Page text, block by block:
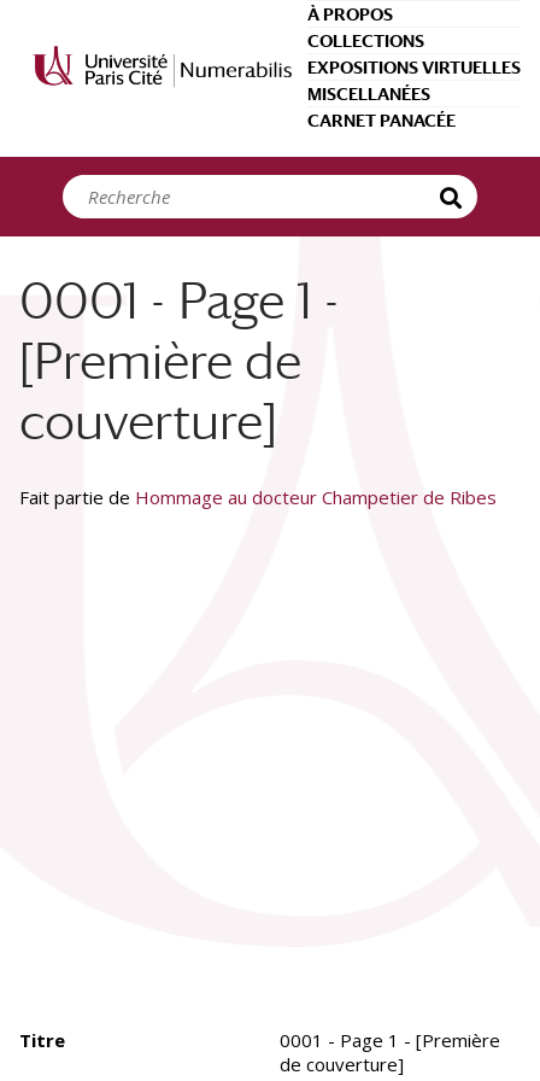
À PROPOS
COLLECTIONS
EXPOSITIONS VIRTUELLES
MISCELLANÉES
CARNET PANACÉE
0001 - Page 1 -
[Première de
couverture]
Fait partie de Hommage au docteur Champetier de Ribes
Titre
0001 - Page 1 - [Première
de couverture]